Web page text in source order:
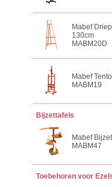
Mabef
130cm
MABM20D
Mabef
MABM19
Bijzettafels
Mabef
MABM47
Toebehoren voor